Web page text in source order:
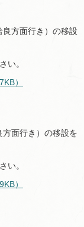
方面行き）の移設
い。
）
面行き）の移設を
い。
）